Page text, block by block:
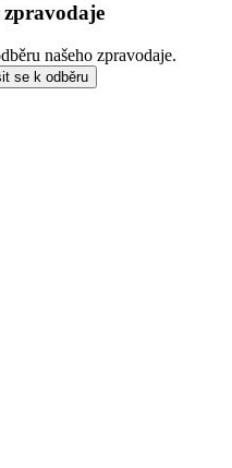
zpravodaje
našeho zpravodaje.
se k odběru